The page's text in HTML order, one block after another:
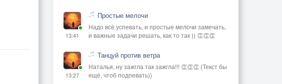
13:41
Простые мелочи
Надо всё успевать, и простые мелочи замечать,
и важные задачи решать, как то так )) 👏👏👏
13:27
Танцуй против ветра
Наталья, ну зажгла так зажгла!!! 👏👏👏 (Текст бы
ещё, чтоб подпевать))